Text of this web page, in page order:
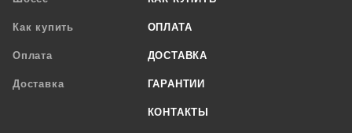
Как купить
Оплата
Доставка
ОПЛАТА
ДОСТАВКА
ГАРАНТИИ
КОНТАКТЫ